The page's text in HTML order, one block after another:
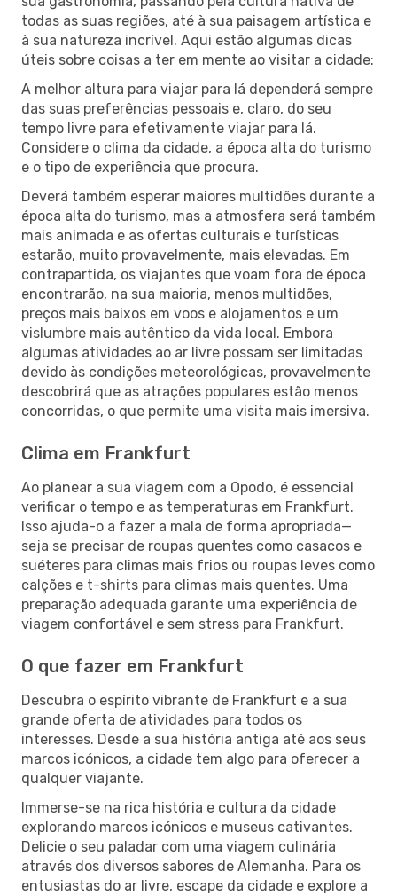
todas as suas regiões, até à sua paisagem artística e
à sua natureza incrível. Aqui estão algumas dicas
úteis sobre coisas a ter em mente ao visitar a cidade:
A melhor altura para viajar para lá dependerá sempre
das suas preferências pessoais e, claro, do seu
tempo livre para efetivamente viajar para lá.
Considere o clima da cidade, a época alta do turismo
e o tipo de experiência que procura.
Deverá também esperar maiores multidões durante a
época alta do turismo, mas a atmosfera será também
mais animada e as ofertas culturais e turísticas
estarão, muito provavelmente, mais elevadas. Em
contrapartida, os viajantes que voam fora de época
encontrarão, na sua maioria, menos multidões,
preços mais baixos em voos e alojamentos e um
vislumbre mais autêntico da vida local. Embora
algumas atividades ao ar livre possam ser limitadas
devido às condições meteorológicas, provavelmente
descobrirá que as atrações populares estão menos
concorridas, o que permite uma visita mais imersiva.
Clima em Frankfurt
Ao planear a sua viagem com a Opodo, é essencial
verificar o tempo e as temperaturas em Frankfurt.
Isso ajuda-o a fazer a mala de forma apropriada—
seja se precisar de roupas quentes como casacos e
suéteres para climas mais frios ou roupas leves como
calções e t-shirts para climas mais quentes. Uma
preparação adequada garante uma experiência de
viagem confortável e sem stress para Frankfurt.
O que fazer em Frankfurt
Descubra o espírito vibrante de Frankfurt e a sua
grande oferta de atividades para todos os
interesses. Desde a sua história antiga até aos seus
marcos icónicos, a cidade tem algo para oferecer a
qualquer viajante.
Immerse-se na rica história e cultura da cidade
explorando marcos icónicos e museus cativantes.
Delicie o seu paladar com uma viagem culinária
através dos diversos sabores de Alemanha. Para os
entusiastas do ar livre, escape da cidade e explore a